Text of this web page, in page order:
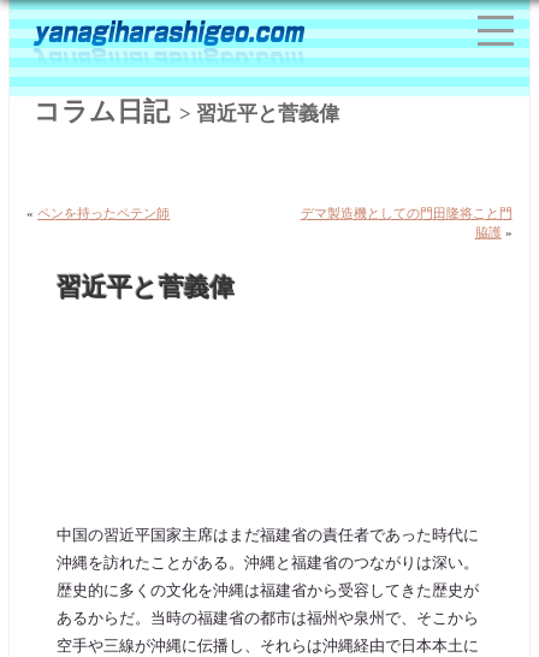
コラム日記> 習近平と菅義偉
«ペンを持ったペテン師
デマ製造機としての門田隆将こと門
脇護 »
習近平と菅義偉
中国の習近平国家主席はまだ福建省の責任者であった時代に
沖縄を訪れたことがある。沖縄と福建省のつながりは深い。
歴史的に多くの文化を沖縄は福建省から受容してきた歴史が
あるからだ。当時の福建省の都市は福州や泉州で、そこから
空手や三線が沖縄に伝播し、それらは沖縄経由で日本本土に